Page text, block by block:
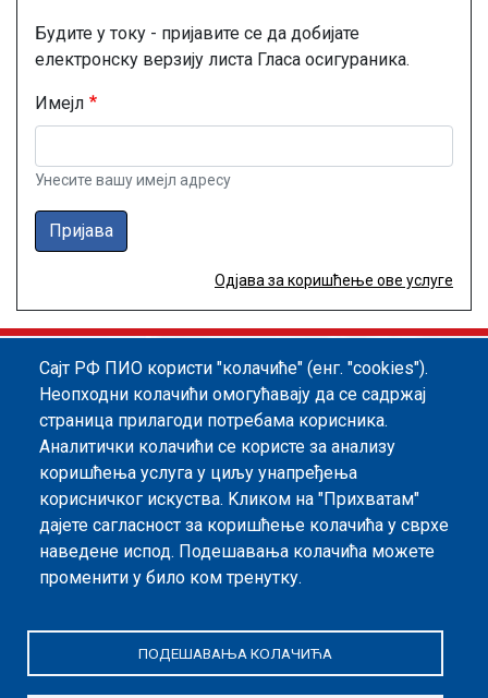
Будите у току - пријавите се да добијате
електронску верзију листа Гласа осигураника.
Имејл
Унесите вашу имејл адресу
Пријава
Одјава за коришћење ове услуге
Footer menu
Информатор
Заштита података о личности
Информације од јавног значаја
Мапа сајта
Архива
Политика квалитета
Политика безбедности информација
Сајт РФ ПИО користи "колачиће" (енг. "cookies").
Неопходни колачићи омогућавају да се садржај
страница прилагоди потребама корисника.
Аналитички колачићи се користе за анализу
коришћења услуга у циљу унапређења
корисничког искуства. Kликом на "Прихватам"
дајете сагласност за коришћење колачића у сврхе
наведене испод. Подешавања колачића можете
променити у било ком тренутку.
ПОДЕШАВАЊА КОЛАЧИЋА